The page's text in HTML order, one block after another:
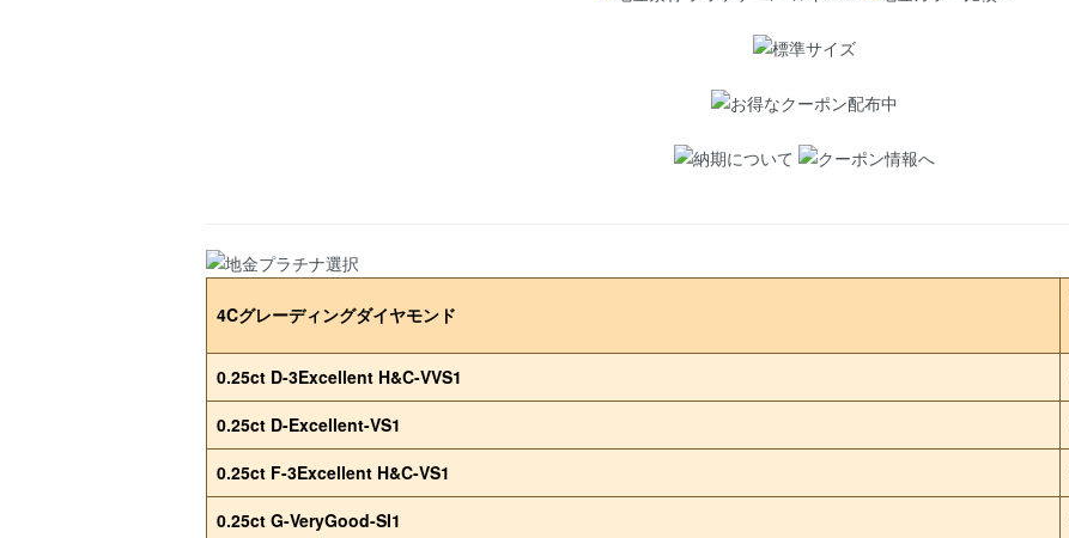
4Cグレーディングダイヤモンド
0.25ct D-3Excellent H&C-VVS1
0.25ct D-Excellent-VS1
0.25ct F-3Excellent H&C-VS1
0.25ct G-VeryGood-SI1